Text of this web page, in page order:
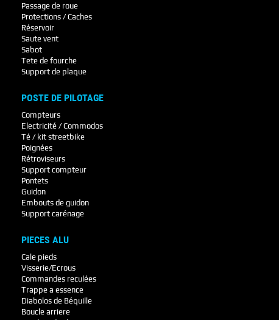
Passage de roue
Protections / Caches
Réservoir
Saute vent
Sabot
Tete de fourche
Support de plaque
POSTE DE PILOTAGE
Compteurs
Electricité / Commodos
Té / kit streetbike
Poignées
Rétroviseurs
Support compteur
Pontets
Guidon
Embouts de guidon
Support carénage
PIECES ALU
Cale pieds
Visserie/Ecrous
Commandes reculées
Trappe a essence
Diabolos de Béquille
Boucle arriere